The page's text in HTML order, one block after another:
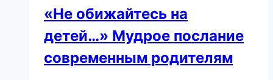
«Не обижайтесь на
детей…» Мудрое послание
современным родителям